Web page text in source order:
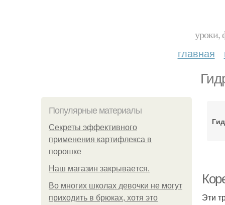
уроки,
главная
Популярные материалы
Секреты эффективного
применения картифлекса в
порошке
Нaш магaзин зaкрывaeтся.
Во многих школах девочки не могут
приходить в брюках, хотя это
Эти